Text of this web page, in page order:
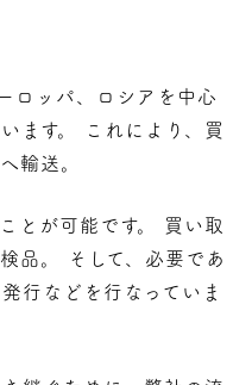
ロッパ、ロシアを中心
ます。 これにより、買
輸送。
とが可能です。 買い取
品。 そして、必要であ
行などを行なっていま